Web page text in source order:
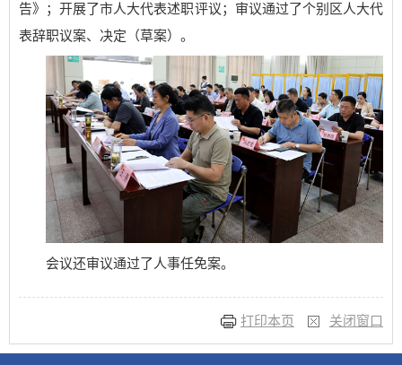
告》；开展了市人大代表述职评议；审议通过了个别区人大代
表辞职议案、决定（草案）。
会议还审议通过了人事任免案。
打印本页 关闭窗口